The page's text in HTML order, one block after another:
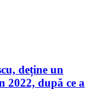
deține un
2022, după ce a